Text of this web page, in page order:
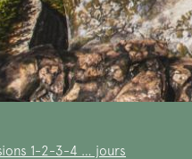
1-2-3-4 … jours
direct aux familles
Hoa Binh ?
de nombreux sites de
un lieu permettant à la